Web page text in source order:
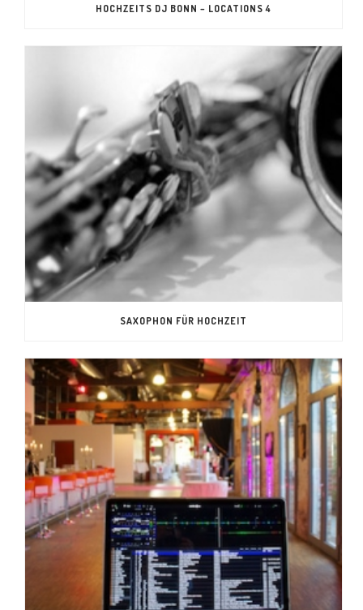
HOCHZEITS DJ BONN – LOCATIONS 4
SAXOPHON FÜR HOCHZEIT